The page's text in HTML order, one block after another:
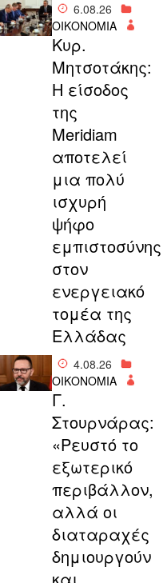
6.08.26
ΟΙΚΟΝΟΜΙΑ
Κυρ.
Μητσοτάκης:
Η είσοδος
της
Meridiam
αποτελεί
μια πολύ
ισχυρή
ψήφο
εμπιστοσύνης
στον
ενεργειακό
τομέα της
Ελλάδας
4.08.26
ΟΙΚΟΝΟΜΙΑ
Γ.
Στουρνάρας:
«Ρευστό το
εξωτερικό
περιβάλλον,
αλλά οι
διαταραχές
δημιουργούν